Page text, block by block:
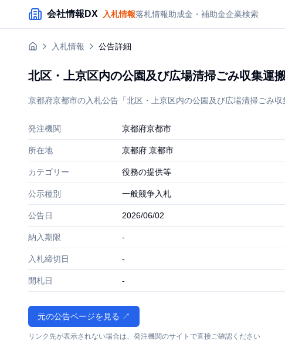
メインコンテンツにスキップ
会社情報DX 入札情報落札情報助成金・補助金企業検索
入札情報 公告詳細
北区・上京区内の公園及び広場清掃ごみ収集運
京都府京都市の入札公告「北区・上京区内の公園及び広場清掃ごみ
発注機関 京都府京都市
所在地 京都府 京都市
カテゴリー 役務の提供等
公示種別 一般競争入札
公告日 2026/06/02
納入期限 -
入札締切日 -
開札日 -
元の公告ページを見る ↗
リンク先が表示されない場合は、発注機関のサイトで直接ご確認ください